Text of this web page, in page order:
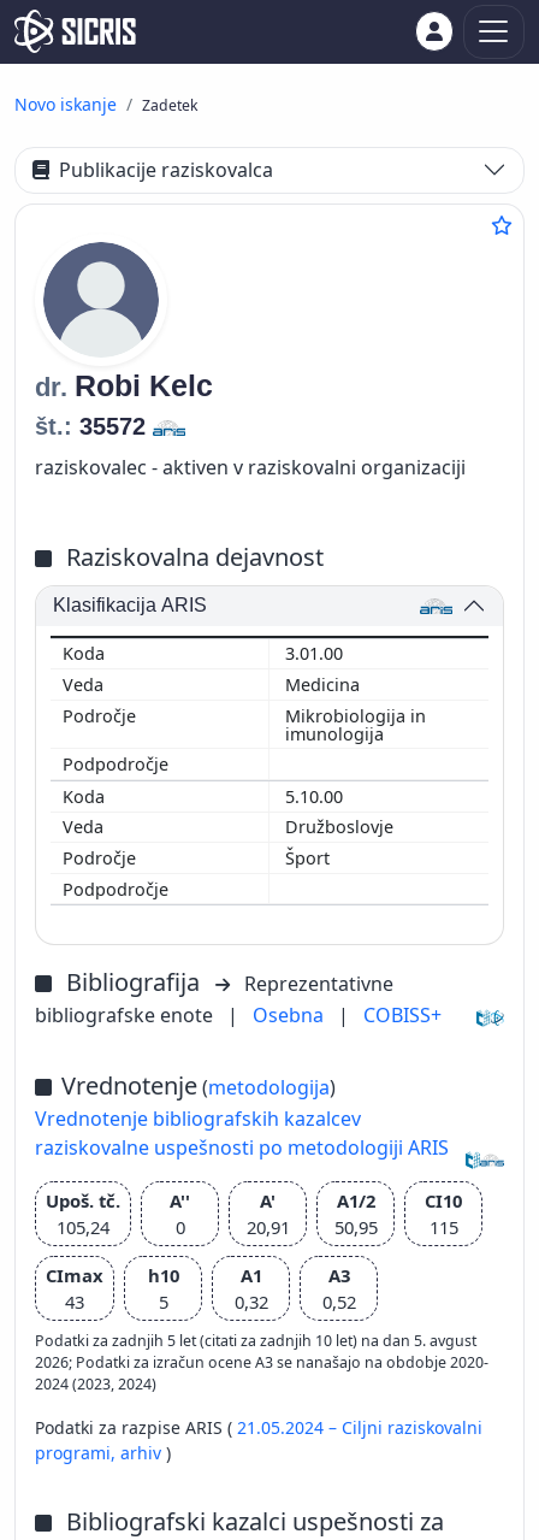
Novo iskanje Zadetek
Publikacije raziskovalca
dr. Robi Kelc
št.: 35572
raziskovalec - aktiven v raziskovalni organizaciji
Raziskovalna dejavnost
Klasifikacija ARIS
3.01.00
Medicina
Mikrobiologija in
imunologija
5.10.00
Družboslovje
Šport
Bibliografija
Reprezentativne
bibliografske enote
| Osebna | COBISS+
Vrednotenje(metodologija)
Vrednotenje bibliografskih kazalcev
raziskovalne uspešnosti po metodologiji ARIS
Upoš. tč.
105,24
A''
0
A'
20,91
A1/2
50,95
CI10
115
CImax
43
h10
5
A1
0,32
A3
0,52
Podatki za zadnjih 5 let (citati za zadnjih 10 let) na dan 5. avgust
2026; Podatki za izračun ocene A3 se nanašajo na obdobje 2020-
2024 (2023, 2024)
Podatki za razpise ARIS ( 21.05.2024 – Ciljni raziskovalni
programi, arhiv )
Bibliografski kazalci uspešnosti za